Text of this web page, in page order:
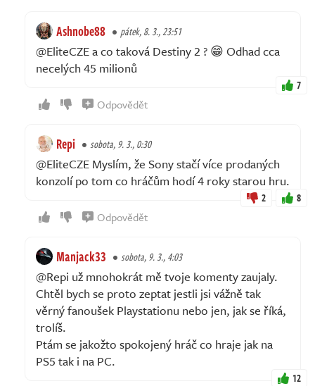
Ashnobe88 pátek, 8. 3., 23:51
@EliteCZE a co taková Destiny 2 ? 😁 Odhad cca
necelých 45 milionů
7
Odpovědět
Repi sobota, 9. 3., 0:30
@EliteCZE Myslím, že Sony stačí více prodaných
konzolí po tom co hráčům hodí 4 roky starou hru.
2 8
Odpovědět
Manjack33 sobota, 9. 3., 4:03
@Repi už mnohokrát mě tvoje komenty zaujaly.
Chtěl bych se proto zeptat jestli jsi vážně tak
věrný fanoušek Playstationu nebo jen, jak se říká,
trolíš.
Ptám se jakožto spokojený hráč co hraje jak na
PS5 tak i na PC.
12